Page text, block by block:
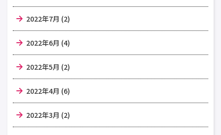
2022年7月 (2)
2022年6月 (4)
2022年5月 (2)
2022年4月 (6)
2022年3月 (2)